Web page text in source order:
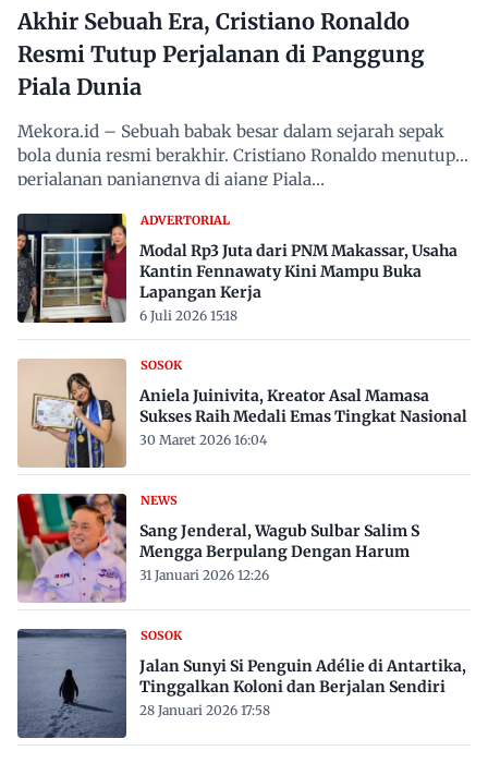
Akhir Sebuah Era, Cristiano Ronaldo
Resmi Tutup Perjalanan di Panggung
Piala Dunia
Mekora.id – Sebuah babak besar dalam sejarah sepak
bola dunia resmi berakhir. Cristiano Ronaldo menutup
perjalanan panjangnya di ajang Piala…
ADVERTORIAL
Modal Rp3 Juta dari PNM Makassar, Usaha
Kantin Fennawaty Kini Mampu Buka
Lapangan Kerja
6 Juli 2026 15:18
SOSOK
Aniela Juinivita, Kreator Asal Mamasa
Sukses Raih Medali Emas Tingkat Nasional
30 Maret 2026 16:04
NEWS
Sang Jenderal, Wagub Sulbar Salim S
Mengga Berpulang Dengan Harum
31 Januari 2026 12:26
SOSOK
Jalan Sunyi Si Penguin Adélie di Antartika,
Tinggalkan Koloni dan Berjalan Sendiri
28 Januari 2026 17:58